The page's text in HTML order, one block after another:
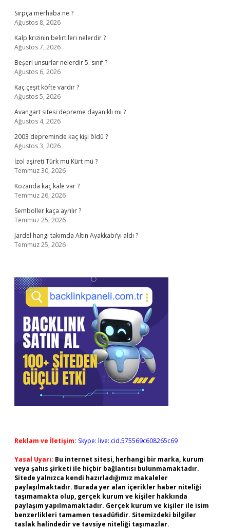
Sırpça merhaba ne ?
Ağustos 8, 2026
Kalp krizinin belirtileri nelerdir ?
Ağustos 7, 2026
Beşeri unsurlar nelerdir 5. sınıf ?
Ağustos 6, 2026
Kaç çeşit köfte vardır ?
Ağustos 5, 2026
Avangart sitesi depreme dayanıklı mı ?
Ağustos 4, 2026
2003 depreminde kaç kişi öldü ?
Ağustos 3, 2026
İzol aşireti Türk mü Kürt mü ?
Temmuz 30, 2026
Kozanda kaç kale var ?
Temmuz 26, 2026
Semboller kaça ayrılır ?
Temmuz 25, 2026
Jardel hangi takımda Altın Ayakkabı’yı aldı ?
Temmuz 25, 2026
Reklam ve İletişim: Skype: live:.cid.575569c608265c69
Yasal Uyarı: Bu internet sitesi, herhangi bir marka, kurum
veya şahıs şirketi ile hiçbir bağlantısı bulunmamaktadır.
Sitede yalnızca kendi hazırladığımız makaleler
paylaşılmaktadır. Burada yer alan içerikler haber niteliği
taşımamakta olup, gerçek kurum ve kişiler hakkında
paylaşım yapılmamaktadır. Gerçek kurum ve kişiler ile isim
benzerlikleri tamamen tesadüfidir. Sitemizdeki bilgiler
taslak halindedir ve tavsiye niteliği taşımazlar.